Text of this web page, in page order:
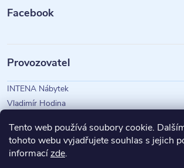
Tento web používá soubory cookie.
tohoto webu vyjadřujete souhlas s jejich
informacízde.
Facebook
Provozovatel
INTENA Nábytek
Vladimír Hodina